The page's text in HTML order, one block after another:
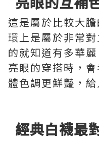
這是屬於比較大
環上是屬於非常
的就知道有多華
亮眼的穿搭時，
體色調更鮮豔，
經典白襪最